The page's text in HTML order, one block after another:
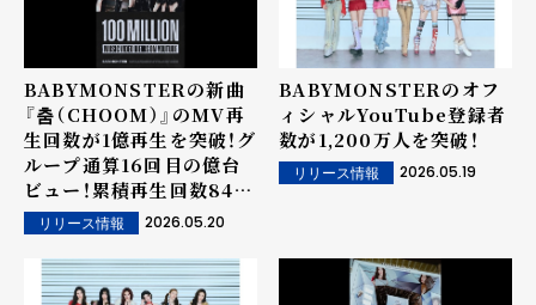
BABYMONSTERの新曲
『춤（CHOOM）』のMV再
生回数が1億再生を突破！グ
ループ通算16回目の億台
ビュー！累積再生回数84億
回！3rd MINI ALBUM
[춤（CHOOM）]発売後、6
月にソウルで2回目のワー
ルドツアーがスタート！
リリース情報 2026.05.20
BABYMONSTERのオフ
ィシャルYouTube登録者
数が1,200万人を突破！
リリース情報 2026.05.19